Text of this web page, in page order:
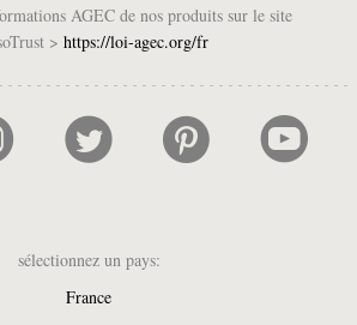
AGEC de nos produits sur le site
> https://loi-agec.org/fr
sélectionnez un pays:
France